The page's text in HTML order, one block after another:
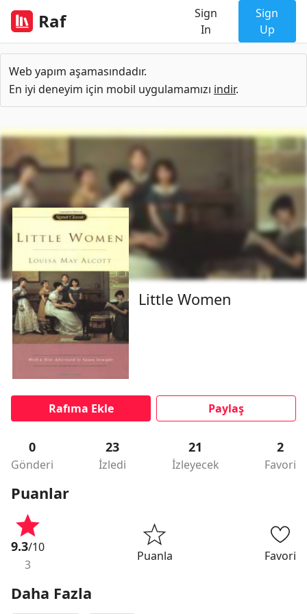
Raf
Sign
In
Sign
Up
Web yapım aşamasındadır.
En iyi deneyim için mobil uygulamamızı indir.
Little Women
Rafıma Ekle Paylaş
0
Gönderi
23
İzledi
21
İzleyecek
2
Favori
Puanlar
9.3/10
3
Puanla Favori
Daha Fazla